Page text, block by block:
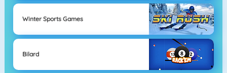
Winter Sports Games
Bilard